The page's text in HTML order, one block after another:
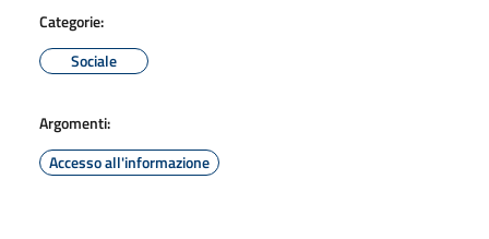
Categorie:
Sociale
Argomenti:
Accesso all'informazione